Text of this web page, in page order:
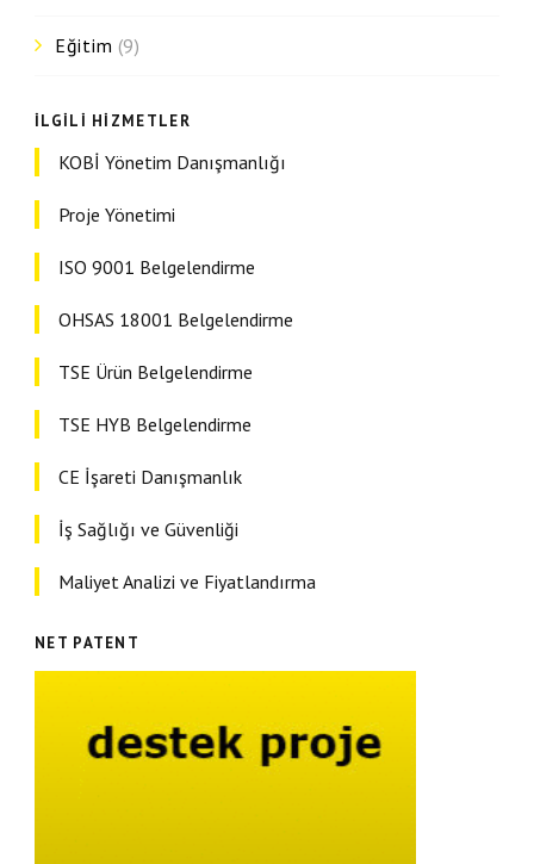
Eğitim (9)
İLGILI HIZMETLER
KOBİ Yönetim Danışmanlığı
Proje Yönetimi
ISO 9001 Belgelendirme
OHSAS 18001 Belgelendirme
TSE Ürün Belgelendirme
TSE HYB Belgelendirme
CE İşareti Danışmanlık
İş Sağlığı ve Güvenliği
Maliyet Analizi ve Fiyatlandırma
NET PATENT